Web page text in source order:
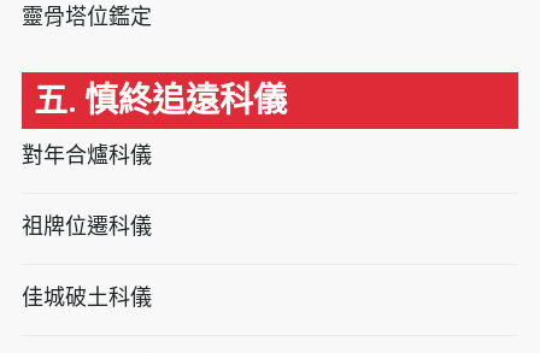
靈骨塔位鑑定
五. 慎終追遠科儀
對年合爐科儀
祖牌位遷科儀
佳城破土科儀